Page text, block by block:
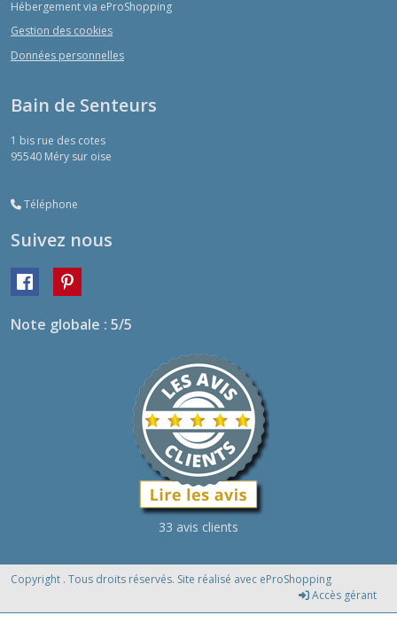
Hébergement via eProShopping
Gestion des cookies
Données personnelles
Bain de Senteurs
1 bis rue des cotes
95540 Méry sur oise
Téléphone
Suivez nous
Note globale : 5/5
33 avis clients
Copyright . Tous droits réservés. Site réalisé avec eProShopping
Accès gérant